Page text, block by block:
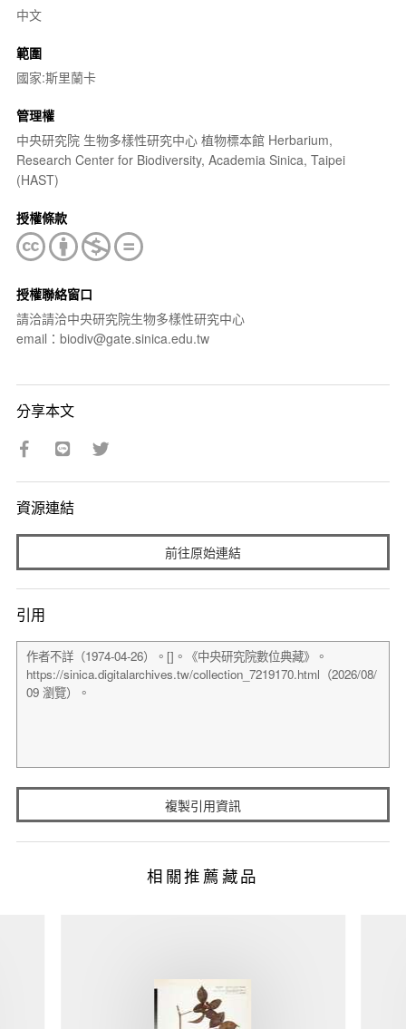
中文
範圍
國家:斯里蘭卡
管理權
中央研究院 生物多樣性研究中心 植物標本館 Herbarium,
Research Center for Biodiversity, Academia Sinica, Taipei
(HAST)
授權條款
授權聯絡窗口
請洽請洽中央研究院生物多樣性研究中心
email：biodiv@gate.sinica.edu.tw
分享本文
資源連結
前往原始連結
引用
複製引用資訊
相關推薦藏品